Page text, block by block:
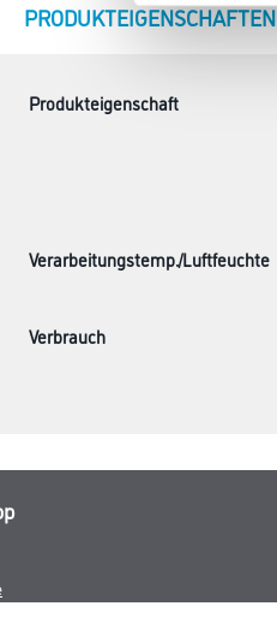
CURRENT
PRODUKTEIGENSCHAFTEN
Produkteigenschaft
Verarbeitungstemp./Luftfeuchte
Verbrauch